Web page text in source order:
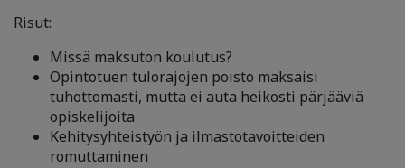
Risut:
Missä maksuton koulutus?
Opintotuen tulorajojen poisto maksaisi
tuhottomasti, mutta ei auta heikosti pärjääviä
opiskelijoita
Kehitysyhteistyön ja ilmastotavoitteiden
romuttaminen